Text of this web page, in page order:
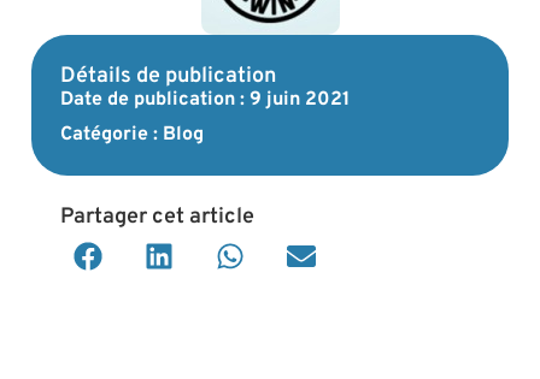
Détails de publication
Date de publication : 9 juin 2021
Catégorie : Blog
Partager cet article